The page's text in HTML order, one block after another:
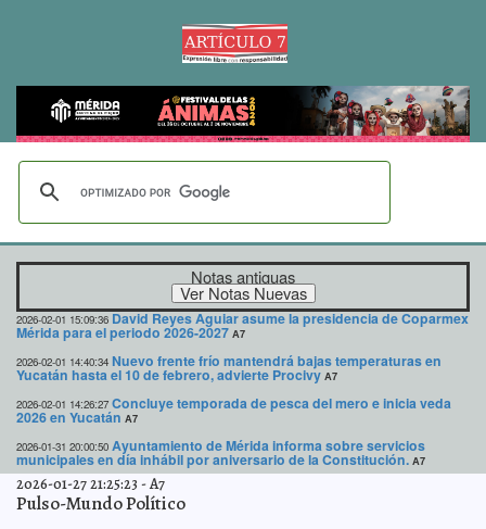
Notas antiguas
2026-02-01 15:09:36 David Reyes Aguiar asume la presidencia de Coparmex
Mérida para el periodo 2026-2027 A7
2026-02-01 14:40:34 Nuevo frente frío mantendrá bajas temperaturas en
Yucatán hasta el 10 de febrero, advierte Procivy A7
2026-02-01 14:26:27 Concluye temporada de pesca del mero e inicia veda
2026 en Yucatán A7
2026-01-31 20:00:50 Ayuntamiento de Mérida informa sobre servicios
municipales en día inhábil por aniversario de la Constitución. A7
2026-01-31 19:58:26 Mérida incentiva el turismo en comisarías y fortalece el
patrimonio bio cultural de sus comunidades; Cecilia Patrón.
2026-01-27 21:25:23 -A7
Pulso-Mundo Político